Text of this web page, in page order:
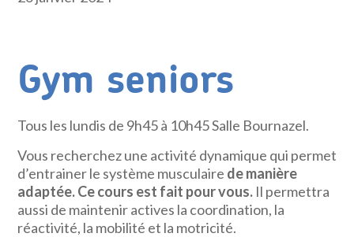
Gym seniors
Tous les lundis de 9h45 à 10h45 Salle Bournazel.
Vous recherchez une activité dynamique qui permet
d’entrainer le système musculaire de manière
adaptée. Ce cours est fait pour vous. Il permettra
aussi de maintenir actives la coordination, la
réactivité, la mobilité et la motricité.